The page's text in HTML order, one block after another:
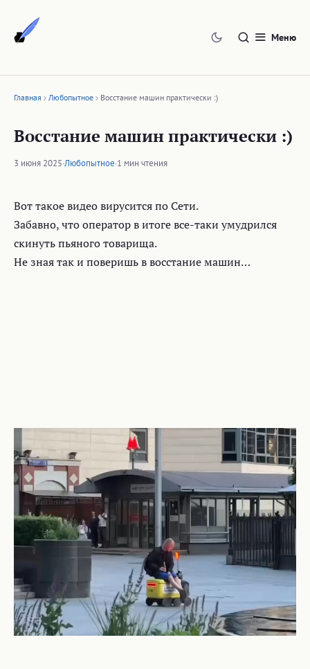
содержимому
Меню
Главная Любопытное Восстание машин практически :)
Восстание машин практически :)
3 июня 2025·Любопытное·1 мин чтения
Вот такое видео вирусится по Сети.
Забавно, что оператор в итоге все-таки умудрился
скинуть пьяного товарища.
Не зная так и поверишь в восстание машин…